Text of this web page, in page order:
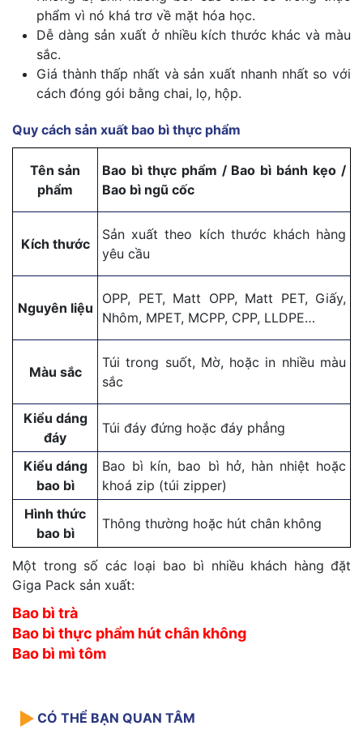
phẩm vì nó khá trơ về mặt hóa học.
Dễ dàng sản xuất ở nhiều kích thước khác và màu
sắc.
Giá thành thấp nhất và sản xuất nhanh nhất so với
cách đóng gói bằng chai, lọ, hộp.
Quy cách sản xuất bao bì thực phẩm
Tên sản
phẩm
Bao bì thực phẩm / Bao bì bánh kẹo /
Bao bì ngũ cốc
Kích thước
Sản xuất theo kích thước khách hàng
yêu cầu
Nguyên liệu
OPP, PET, Matt OPP, Matt PET, Giấy,
Nhôm, MPET, MCPP, CPP, LLDPE…
Màu sắc
Túi trong suốt, Mờ, hoặc in nhiều màu
sắc
Kiểu dáng
đáy
Túi đáy đứng hoặc đáy phẳng
Kiểu dáng
bao bì
Bao bì kín, bao bì hở, hàn nhiệt hoặc
khoá zip (túi zipper)
Hình thức
bao bì
Thông thường hoặc hút chân không
Một trong số các loại bao bì nhiều khách hàng đặt
Giga Pack sản xuất:
Bao bì trà
Bao bì thực phẩm hút chân không
Bao bì mì tôm
CÓ THỂ BẠN QUAN TÂM